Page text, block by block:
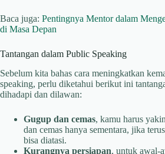
Baca juga: Pentingnya Mentor dalam
di Masa Depan
Tantangan dalam Public Speaking
Sebelum kita bahas cara meningkatkan
speaking, perlu diketahui berikut ini
dihadapi dan dilawan:
Gugup dan cemas, kamu harus
dan cemas hanya sementara, jika
bisa diatasi.
Kurangnya persiapan, untuk awal-